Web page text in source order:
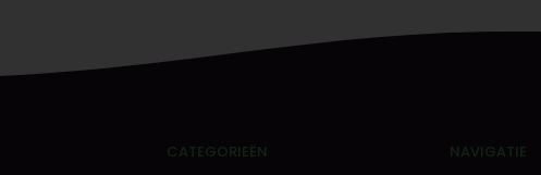
CATEGORIEËN NAVIGATIE